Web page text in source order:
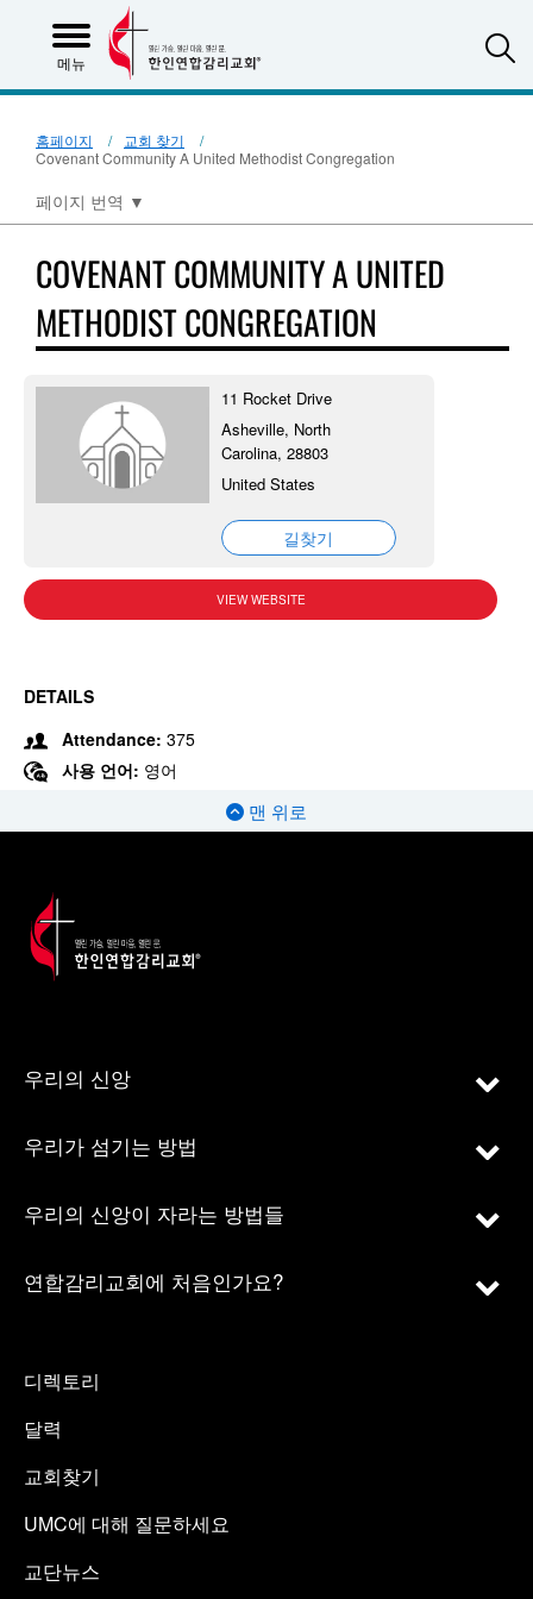
메뉴
홈페이지
교회 찾기
Covenant Community A United Methodist Congregation
페이지 번역 ▼
COVENANT COMMUNITY A UNITED
METHODIST CONGREGATION
11 Rocket Drive
Asheville, North
Carolina, 28803
United States
길찾기
VIEW WEBSITE
DETAILS
Attendance: 375
사용 언어: 영어
맨 위로
우리의 신앙
우리가 섬기는 방법
우리의 신앙이 자라는 방법들
연합감리교회에 처음인가요?
디렉토리
달력
교회찾기
UMC에 대해 질문하세요
교단뉴스